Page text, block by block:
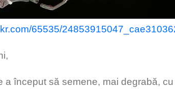
65535/
a început să semene, mai degrabă,